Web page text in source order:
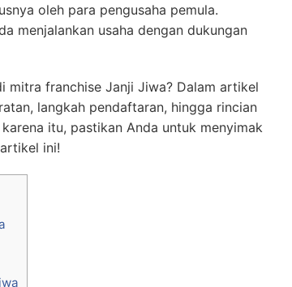
oleh para pengusaha pemula.
menjalankan usaha dengan dukungan
mitra franchise Janji Jiwa? Dalam artikel
langkah pendaftaran, hingga rincian
itu, pastikan Anda untuk menyimak
ini!